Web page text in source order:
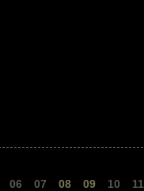
06 07 08 09 10 11